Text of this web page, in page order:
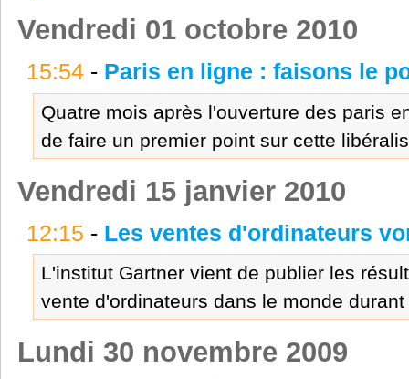
Vendredi 01 octobre 2010
15:54- Paris en ligne : faisons le
Quatre mois après l'ouverture des paris
de faire un premier point sur cette
Vendredi 15 janvier 2010
12:15 - Les ventes d'ordinateurs
L'institut Gartner vient de publier les
vente d'ordinateurs dans le monde
Lundi 30 novembre 2009